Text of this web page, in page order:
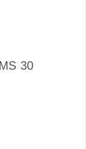
30